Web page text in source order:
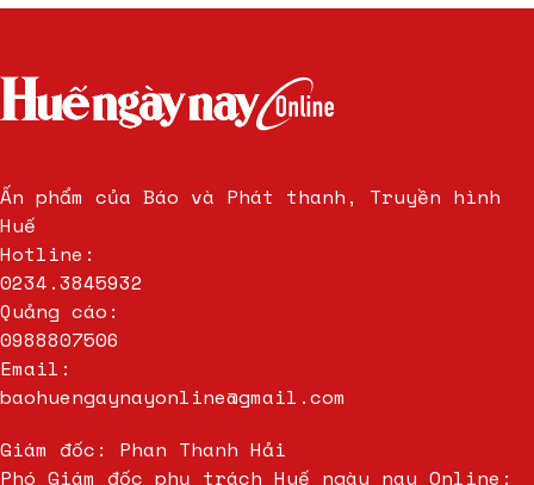
Ấn phẩm của Báo và Phát thanh, Truyền hình
Huế
Hotline:
0234.3845932
Quảng cáo:
0988807506
Email:
baohuengaynayonline@gmail.com
Giám đốc: Phan Thanh Hải
Phó Giám đốc phụ trách Huế ngày nay Online: